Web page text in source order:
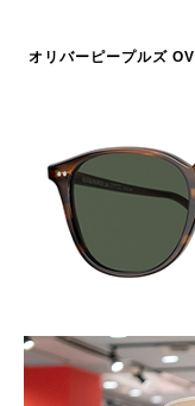
オリバーピープルズ